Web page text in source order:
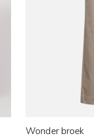
Wonder broek